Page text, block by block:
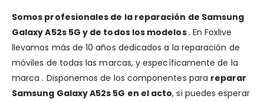
Somos profesionales de la reparación de Samsung
Galaxy A52s 5G y de todos los modelos. En Foxlive
llevamos más de 10 años dedicados a la reparación de
móviles de todas las marcas, y específicamente de la
marca . Disponemos de los componentes para reparar
Samsung Galaxy A52s 5G en el acto, si puedes esperar